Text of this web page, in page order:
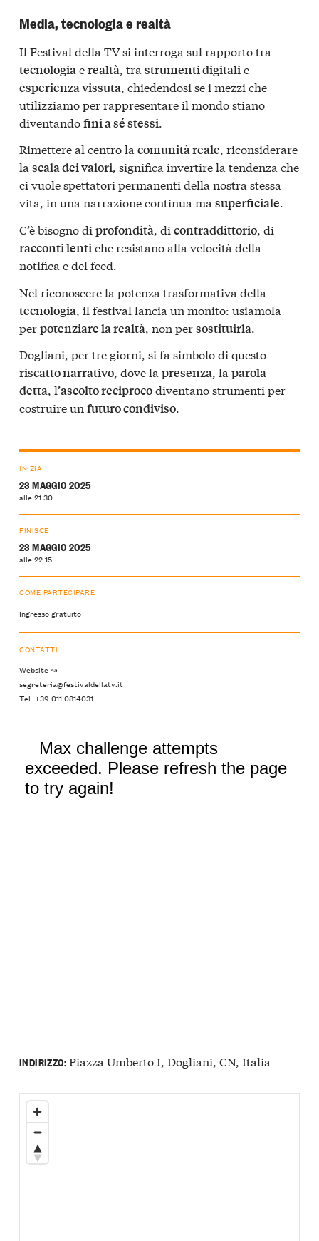
Media, tecnologia e realtà
Il Festival della TV si interroga sul rapporto tra
tecnologiaerealtà, tra strumenti digitalie
esperienza vissuta, chiedendosi se i mezzi che
utilizziamo per rappresentare il mondo stiano
diventandofini a sé stessi.
Rimettere al centro la comunità reale, riconsiderare
la scala dei valori, significa invertire la tendenza che
ci vuole spettatori permanenti della nostra stessa
vita, in una narrazione continua ma superficiale.
C’è bisogno di profondità, di contraddittorio, di
racconti lentiche resistano alla velocità della
notifica e del feed.
Nel riconoscere la potenza trasformativa della
tecnologia , il festival lancia un monito: usiamola
perpotenziare la realtà , non persostituirla
Dogliani, per tre giorni, si fa simbolo di questo
riscatto narrativo, dove la presenza, la parola
detta, l’ascolto reciprocodiventano strumenti per
costruire un futuro condiviso.
INIZIA
23 MAGGIO 2025
alle 21:30
FINISCE
23 MAGGIO 2025
alle 22:15
COME PARTECIPARE
Ingresso gratuito
CONTATTI
Website ↝
segreteria@festivaldellatv.it
Tel: +39 011 0814031
INDIRIZZO:Piazza Umberto I, Dogliani, CN, Italia